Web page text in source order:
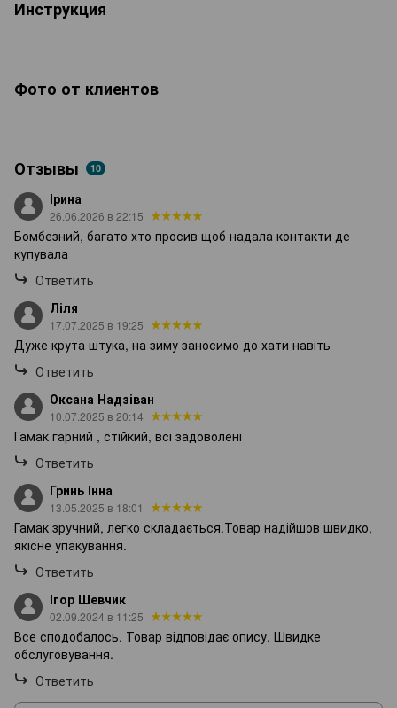
Инструкция
Фото от клиентов
Отзывы 10
Ірина
26.06.2026 в 22:15
Бомбезний, багато хто просив щоб надала контакти де
купувала
Ответить
Ліля
17.07.2025 в 19:25
Дуже крута штука, на зиму заносимо до хати навіть
Ответить
Оксана Надзіван
10.07.2025 в 20:14
Гамак гарний , стійкий, всі задоволені
Ответить
Гринь Інна
13.05.2025 в 18:01
Гамак зручний, легко складається.Товар надійшов швидко,
якісне упакування.
Ответить
Ігор Шевчик
02.09.2024 в 11:25
Все сподобалось. Товар відповідає опису. Швидке
обслуговування.
Ответить